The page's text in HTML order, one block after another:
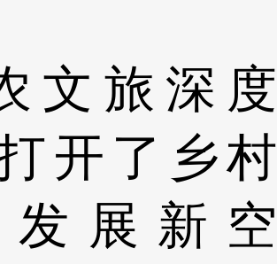
文旅深度
开了乡村
发展新空